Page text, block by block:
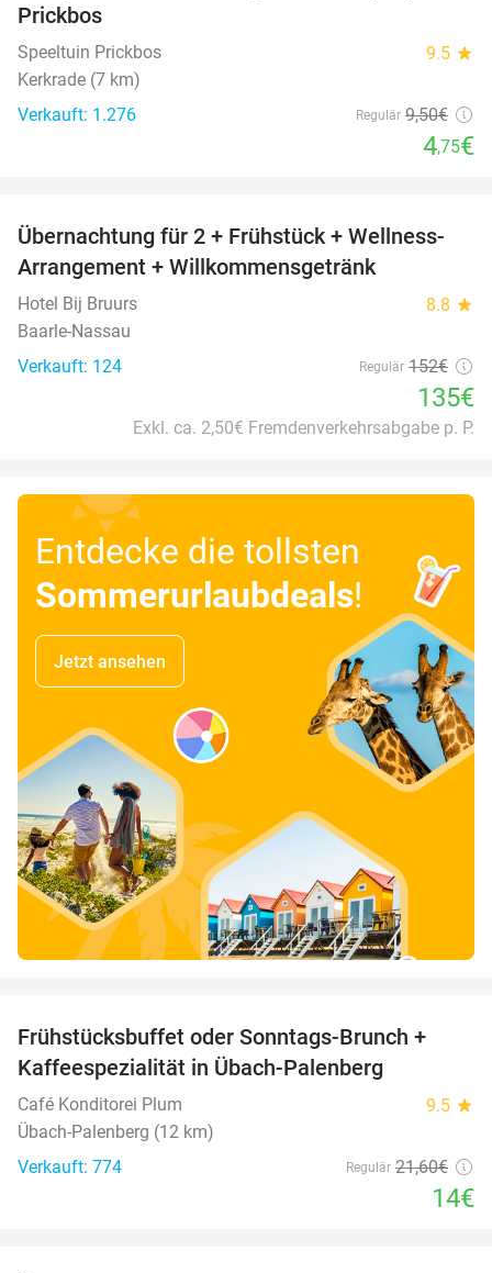
Prickbos
Speeltuin Prickbos 9.5 star
Kerkrade (7 km)
Verkauft: 1.276
Regulär 9,50€
4,75€
11%
Übernachtung für 2 + Frühstück + Wellness-
Arrangement + Willkommensgetränk
Hotel Bij Bruurs 8.8 star
Baarle-Nassau
Verkauft: 124
Regulär 152€
135€
Exkl. ca. 2,50€ Fremdenverkehrsabgabe p. P.
Entdecke die tollsten
Sommerurlaubdeals!
Jetzt ansehen
35%
Frühstücksbuffet oder Sonntags-Brunch +
Kaffeespezialität in Übach-Palenberg
Café Konditorei Plum 9.5 star
Übach-Palenberg (12 km)
Verkauft: 774
Regulär 21,60€
14€